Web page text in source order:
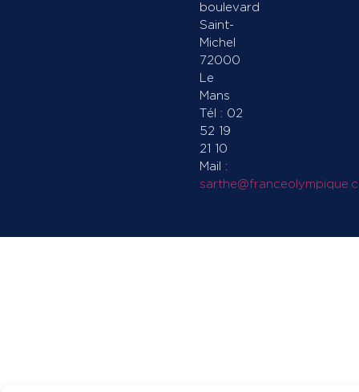
boulevard
Saint-
Michel
72000
Le
Mans
Tél : 02
52 19
21 10
Mail :